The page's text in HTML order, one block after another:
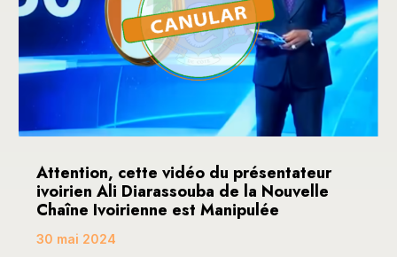
Attention, cette vidéo du présentateur
ivoirien Ali Diarassouba de la Nouvelle
Chaîne Ivoirienne est Manipulée
30 mai 2024